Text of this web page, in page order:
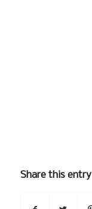
Share this entry